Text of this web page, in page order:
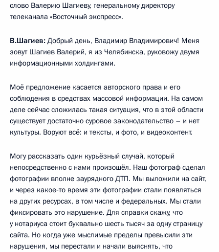
слово Валерию Шагиеву, генеральному директору
телеканала «Восточный экспресс».
В.Шагиев: Добрый день, Владимир Владимирович! Меня
зовут Шагиев Валерий, я из Челябинска, руковожу двумя
информационными холдингами.
Моё предложение касается авторского права и его
соблюдения в средствах массовой информации. На самом
деле сейчас сложилась такая ситуация, что в этой области
существует достаточно суровое законодательство – и нет
культуры. Воруют всё: и тексты, и фото, и видеоконтент.
Могу рассказать один курьёзный случай, который
непосредственно с нами произошёл. Наш фотограф сделал
фотографии вполне заурядного ДТП. Мы выложили на сайт,
и через какое‑то время эти фотографии стали появляться
на других ресурсах, в том числе и федеральных. Мы стали
фиксировать это нарушение. Для справки скажу, что
у нотариуса стоит буквально шесть тысяч за одну страницу
сайта. Но когда уже мыслимые пределы превысили эти
нарушения, мы перестали и начали выяснять, что